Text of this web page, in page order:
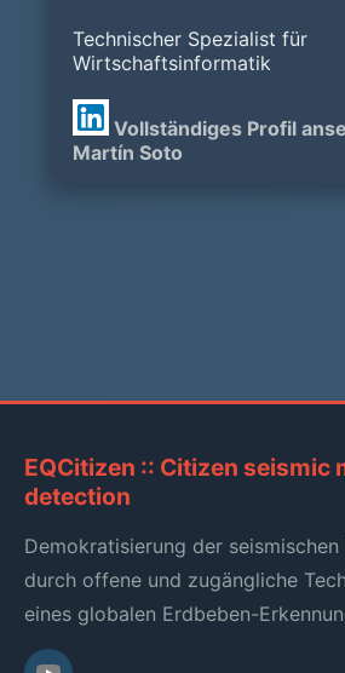
Technischer Spezialist für
Wirtschaftsinformatik
Vollständiges Profil
Martín Soto
EQCitizen :: Citizen seismic
detection
Demokratisierung der
durch offene und zugängliche
eines globalen Erdbeben-